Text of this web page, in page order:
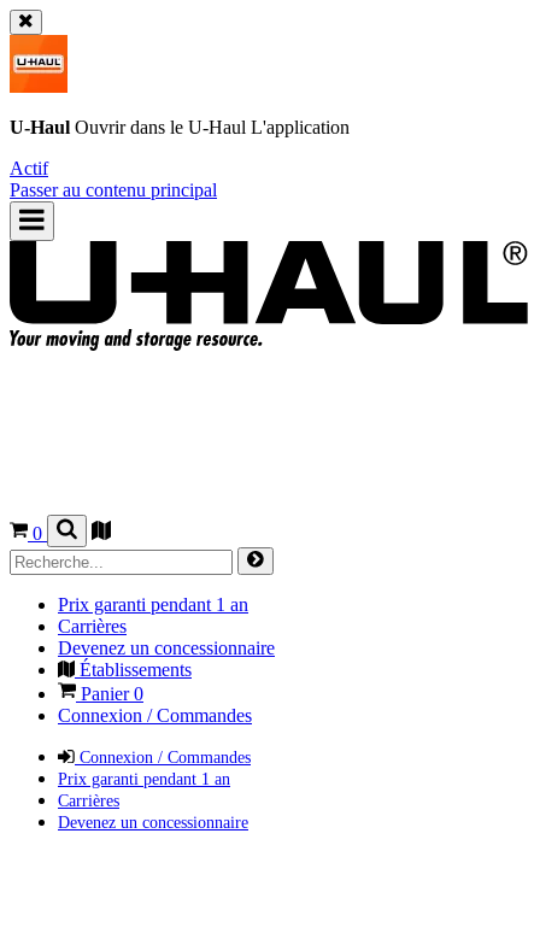
U-Haul Ouvrir dans le U-Haul L'application
Actif
Passer au contenu principal
0
Prix garanti pendant 1 an
Carrières
Devenez un concessionnaire
Établissements
Panier0
Connexion / Commandes
Connexion / Commandes
Prix garanti pendant 1 an
Carrières
Devenez un concessionnaire